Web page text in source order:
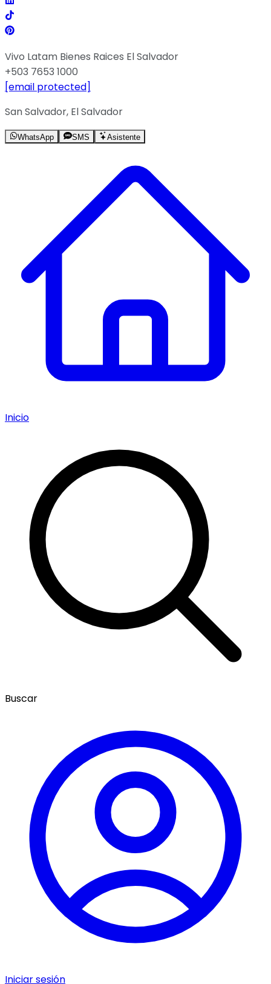
Vivo Latam Bienes Raices El Salvador
+503 7653 1000
[email protected]
San Salvador, El Salvador
WhatsApp SMS Asistente
Inicio
Buscar
Iniciar sesión